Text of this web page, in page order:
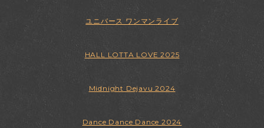
ユニバース ワンマンライブ
HALL LOTTA LOVE 2025
Midnight Dejavu 2024
Dance Dance Dance 2024